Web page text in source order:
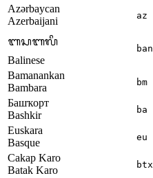
Azərbaycan
Azerbaijani
az
ᬩᬲᬩᬮᬶ
Balinese
ban
Bamanankan
Bambara
bm
Башҡорт
Bashkir
ba
Euskara
Basque
eu
Cakap Karo
Batak Karo
btx